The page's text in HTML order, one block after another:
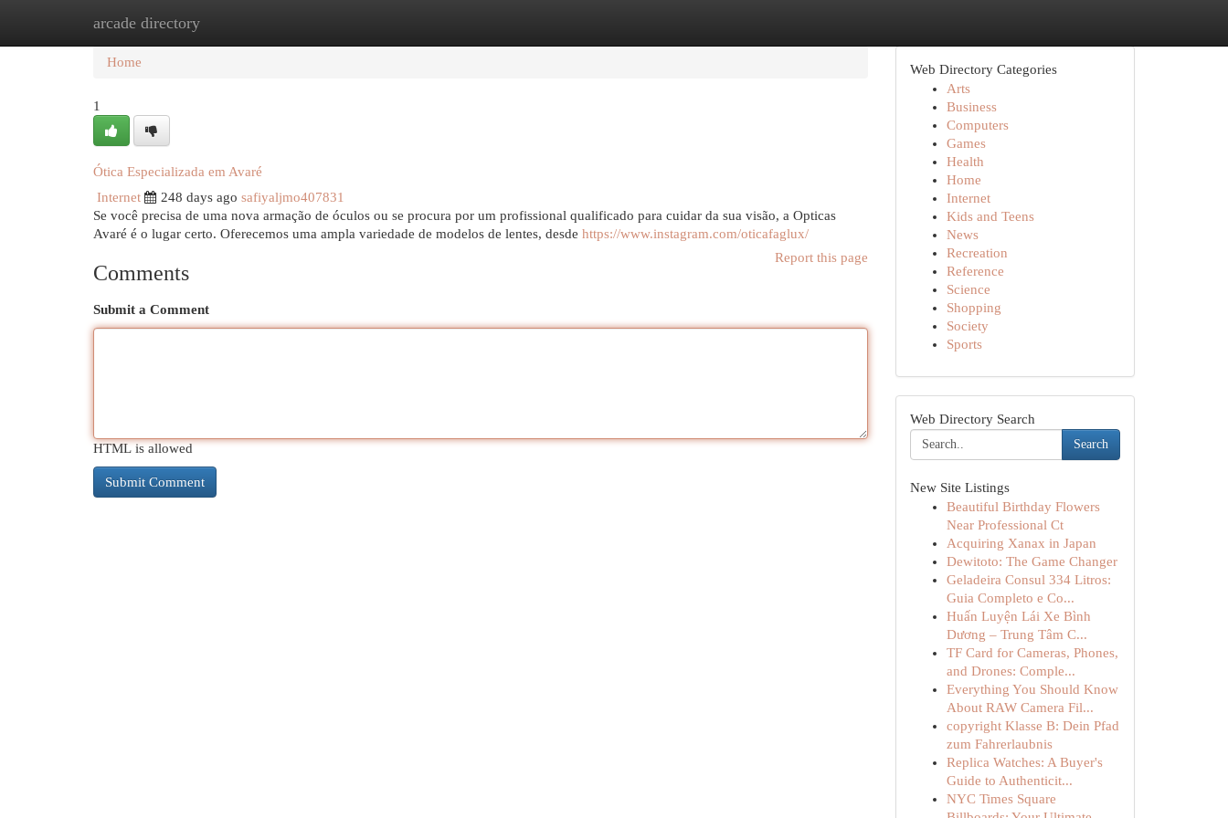
arcade directory
Home New Site Listings
Home
1
Ótica Especializada em Avaré
Internet
248 days ago safiyaljmo407831
Se você precisa de uma nova armação de óculos ou se procura por um profissional qualificado para cuidar da sua visão, a Opticas
Avaré é o lugar certo. Oferecemos uma ampla variedade de modelos de lentes, desde https://www.instagram.com/oticafaglux/
Report this page
Comments
Submit a Comment
HTML is allowed
Web Directory Categories
Arts
Business
Computers
Games
Health
Home
Internet
Kids and Teens
News
Recreation
Reference
Science
Shopping
Society
Sports
Web Directory Search
Search
New Site Listings
Beautiful Birthday Flowers
Near Professional Ct
Acquiring Xanax in Japan
Dewitoto: The Game Changer
Geladeira Consul 334 Litros:
Guia Completo e Co...
Huấn Luyện Lái Xe Bình
Dương – Trung Tâm C...
TF Card for Cameras, Phones,
and Drones: Comple...
Everything You Should Know
About RAW Camera Fil...
copyright Klasse B: Dein Pfad
zum Fahrerlaubnis
Replica Watches: A Buyer's
Guide to Authenticit...
NYC Times Square